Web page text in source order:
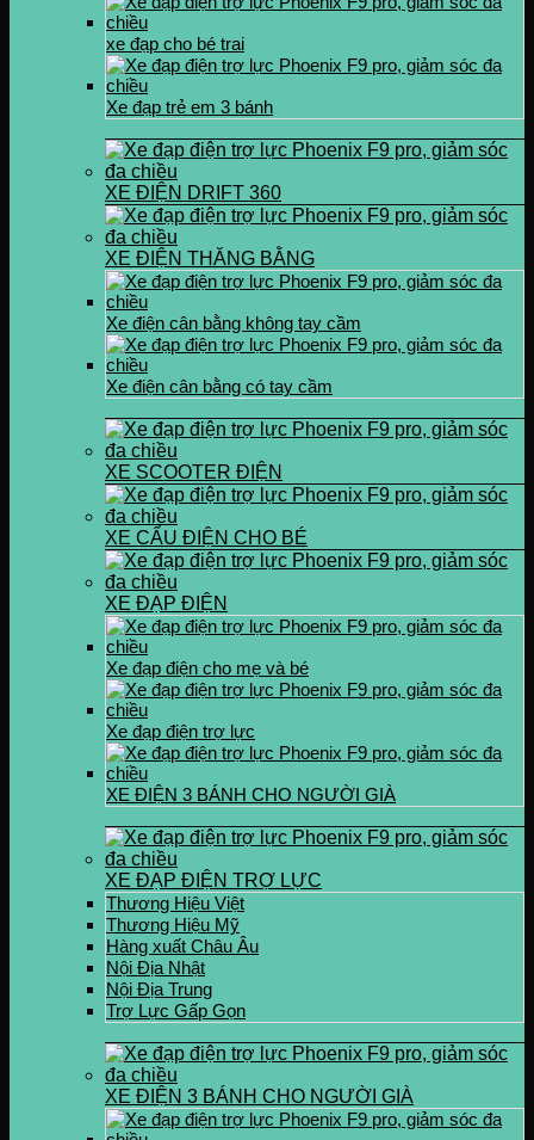
xe đạp cho bé trai
Xe đạp trẻ em 3 bánh
XE ĐIỆN DRIFT 360
XE ĐIỆN THĂNG BẰNG
Xe điện cân bằng không tay cầm
Xe điện cân bằng có tay cầm
XE SCOOTER ĐIỆN
XE CẨU ĐIỆN CHO BÉ
XE ĐẠP ĐIỆN
Xe đạp điện cho mẹ và bé
Xe đạp điện trợ lực
XE ĐIỆN 3 BÁNH CHO NGƯỜI GIÀ
XE ĐẠP ĐIỆN TRỢ LỰC
Thương Hiệu Việt
Thương Hiệu Mỹ
Hàng xuất Châu Âu
Nội Địa Nhật
Nội Địa Trung
Trợ Lực Gấp Gọn
XE ĐIỆN 3 BÁNH CHO NGƯỜI GIÀ